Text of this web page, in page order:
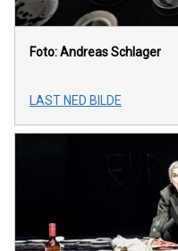
Foto: Andreas Schlager
LAST NED BILDE